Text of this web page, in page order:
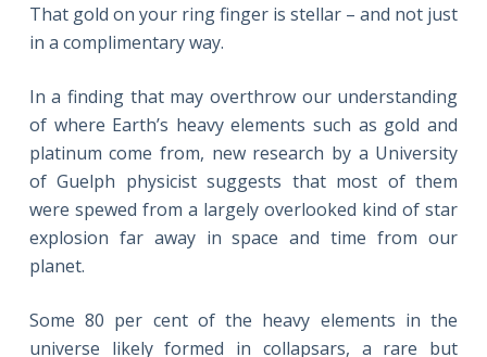
That gold on your ring finger is stellar – and not just
in a complimentary way.
In a finding that may overthrow our understanding
of where Earth’s heavy elements such as gold and
platinum come from, new research by a University
of Guelph physicist suggests that most of them
were spewed from a largely overlooked kind of star
explosion far away in space and time from our
planet.
Some 80 per cent of the heavy elements in the
universe likely formed in collapsars, a rare but